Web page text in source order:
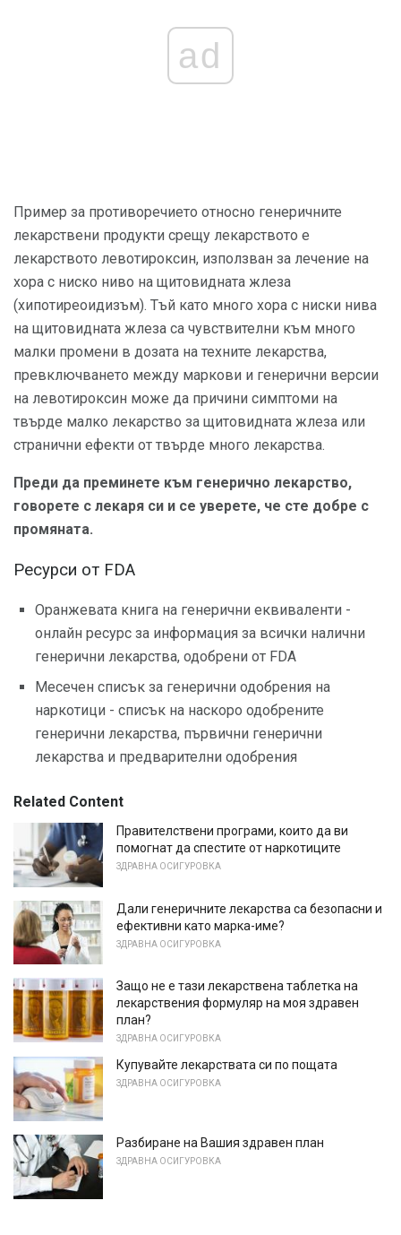
ad
Пример за противоречието относно генеричните
лекарствени продукти срещу лекарството е
лекарството левотироксин, използван за лечение на
хора с ниско ниво на щитовидната жлеза
(хипотиреоидизъм). Тъй като много хора с ниски нива
на щитовидната жлеза са чувствителни към много
малки промени в дозата на техните лекарства,
превключването между маркови и генерични версии
на левотироксин може да причини симптоми на
твърде малко лекарство за щитовидната жлеза или
странични ефекти от твърде много лекарства.
Преди да преминете към генерично лекарство,
говорете с лекаря си и се уверете, че сте добре с
промяната.
Ресурси от FDA
Оранжевата книга на генерични еквиваленти -
онлайн ресурс за информация за всички налични
генерични лекарства, одобрени от FDA
Месечен списък за генерични одобрения на
наркотици - списък на наскоро одобрените
генерични лекарства, първични генерични
лекарства и предварителни одобрения
Related Content
Правителствени програми, които да ви
помогнат да спестите от наркотиците
ЗДРАВНА ОСИГУРОВКА
Дали генеричните лекарства са безопасни и
ефективни като марка-име?
ЗДРАВНА ОСИГУРОВКА
Защо не е тази лекарствена таблетка на
лекарствения формуляр на моя здравен
план?
ЗДРАВНА ОСИГУРОВКА
Купувайте лекарствата си по пощата
ЗДРАВНА ОСИГУРОВКА
Разбиране на Вашия здравен план
ЗДРАВНА ОСИГУРОВКА